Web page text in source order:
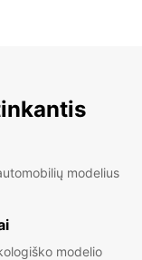
modelius
modelio